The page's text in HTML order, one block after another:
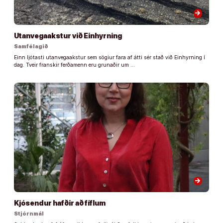
arrow_forward
Utanvegaakstur við Einhyrning
Samfélagið
Einn ljótasti utanvegaakstur sem sögiur fara af átti sér stað við Einhyrning í
dag. Tveir franskir ferðamenn eru grunaðir um …
arrow_forward
Kjósendur hafðir að fíflum
Stjórnmál